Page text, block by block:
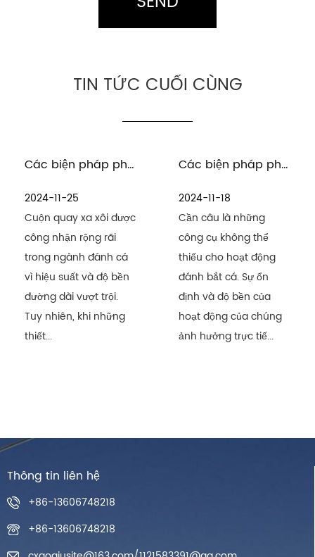
TIN TỨC CUỐI CÙNG
Các biện pháp phòng ngừa để bảo trì và chăm sóc các cuộn quay ở xa trong môi trường nước biển là gì
2024-11-25
Cuộn quay xa xôi được
công nhận rộng rãi
trong ngành đánh cá
vì hiệu suất và độ bền
đường dài vượt trội.
Tuy nhiên, khi những
thiết...
Các biện pháp phòng ngừa để bảo trì ngư cụ và cần câu là gì
2024-11-18
Cần câu là những
công cụ không thể
thiếu cho hoạt động
đánh bắt cá. Sự ổn
định và độ bền của
hoạt động của chúng
ảnh hưởng trực tiế...
Thông tin liên hệ
+86-13606748218
+86-13606748218